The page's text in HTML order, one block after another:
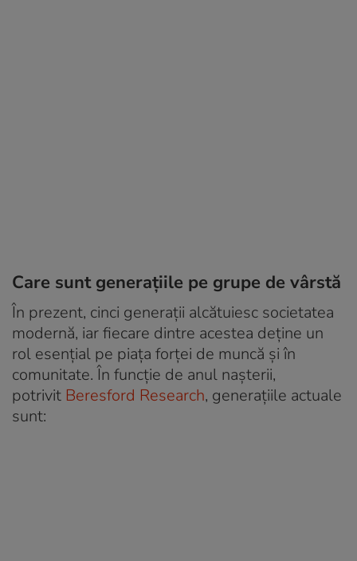
Care sunt generațiile pe grupe de vârstă
În prezent, cinci generații alcătuiesc societatea
modernă, iar fiecare dintre acestea deține un
rol esențial pe piața forței de muncă și în
comunitate. În funcție de anul nașterii,
potrivit Beresford Research, generațiile actuale
sunt: